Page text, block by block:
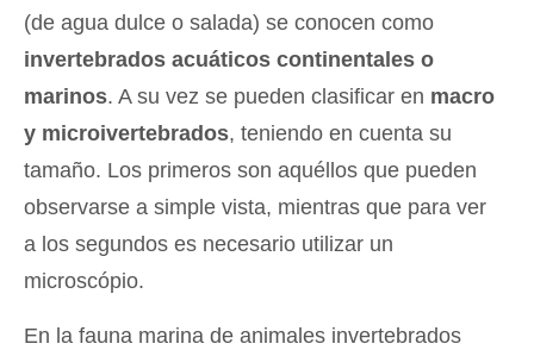
(de agua dulce o salada) se conocen como
invertebrados acuáticos continentales o
marinos. A su vez se pueden clasificar en macro
y microivertebrados, teniendo en cuenta su
tamaño. Los primeros son aquéllos que pueden
observarse a simple vista, mientras que para ver
a los segundos es necesario utilizar un
microscópio.
En la fauna marina de animales invertebrados